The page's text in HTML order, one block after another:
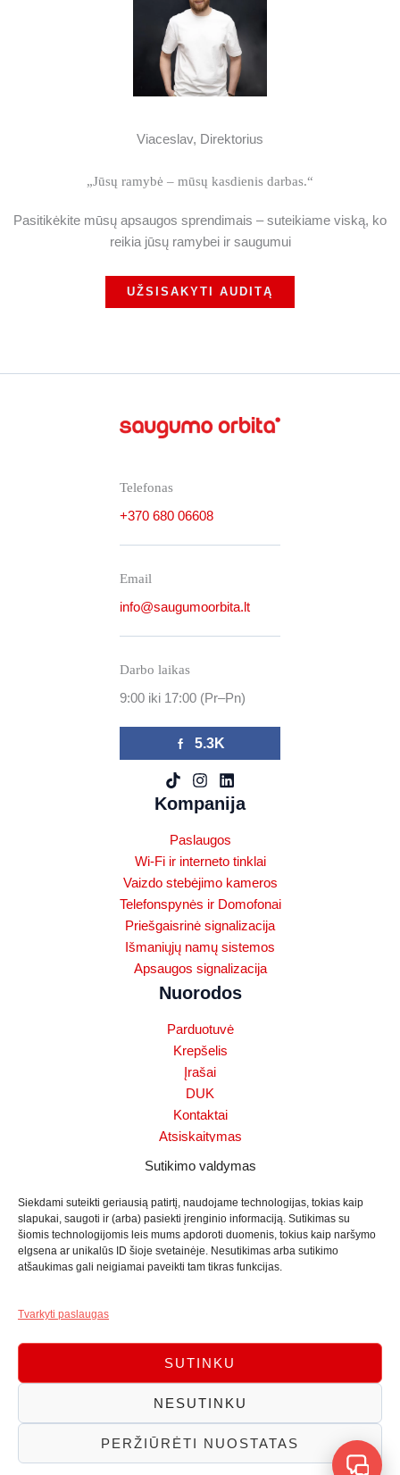
Sutikimo valdymas
Siekdami suteikti geriausią patirtį, naudojame technologijas, tokias kaip
slapukai, saugoti ir (arba) pasiekti įrenginio informaciją. Sutikimas su
šiomis technologijomis leis mums apdoroti duomenis, tokius kaip naršymo
elgsena ar unikalūs ID šioje svetainėje. Nesutikimas arba sutikimo
atšaukimas gali neigiamai paveikti tam tikras funkcijas.
Tvarkyti paslaugas
SUTINKU
NESUTINKU
PERŽIŪRĖTI NUOSTATAS
Viaceslav, Direktorius
„Jūsų ramybė – mūsų kasdienis darbas.“
Pasitikėkite mūsų apsaugos sprendimais – suteikiame viską, ko
reikia jūsų ramybei ir saugumui
UŽSISAKYTI AUDITĄ
Telefonas
+370 680 06608
Email
info@saugumoorbita.lt
Darbo laikas
9:00 iki 17:00 (Pr–Pn)
5.3K
Kompanija
Paslaugos
Wi-Fi ir interneto tinklai
Vaizdo stebėjimo kameros
Telefonspynės ir Domofonai
Priešgaisrinė signalizacija
Išmaniųjų namų sistemos
Apsaugos signalizacija
Nuorodos
Parduotuvė
Krepšelis
Įrašai
DUK
Kontaktai
Atsiskaitymas
Slapukų politika (ES)
Mano paskyra
Pinigų grąžinimo politika
Dronų aptikimo sistema
Naujausi straipsniai
Copyright © 2026 Saugumo Orgita. Visos teisės saugomos.
Privatumo politika Slapukų politika (ES)